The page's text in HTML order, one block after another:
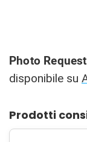
Photo Request
disponibile su
Prodotti